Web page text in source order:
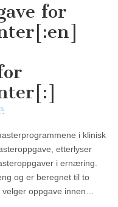
for
i klinisk
etterlyser
i ernæring.
og er beregnet til to
velger oppgave innen…